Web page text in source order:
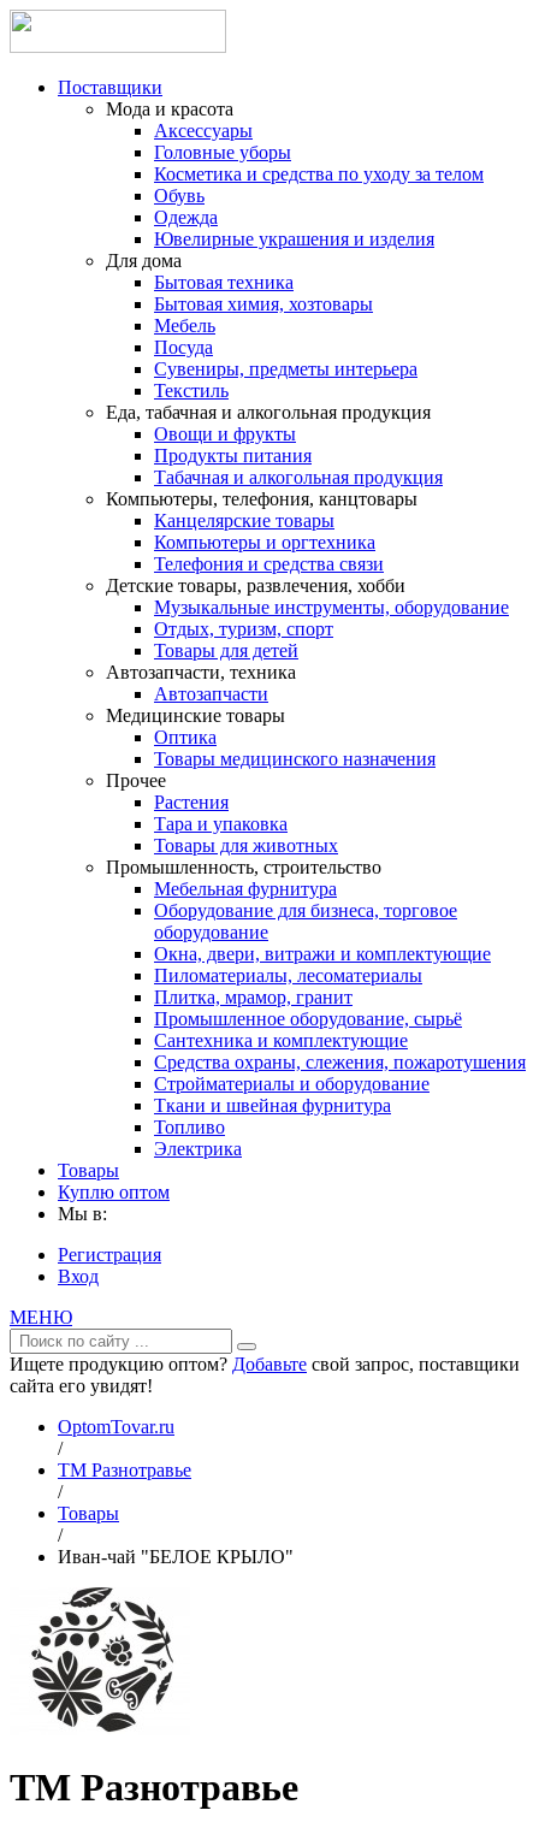
Поставщики
Мода и красота
Аксессуары
Головные уборы
Косметика и средства по уходу за телом
Обувь
Одежда
Ювелирные украшения и изделия
Для дома
Бытовая техника
Бытовая химия, хозтовары
Мебель
Посуда
Сувениры, предметы интерьера
Текстиль
Еда, табачная и алкогольная продукция
Овощи и фрукты
Продукты питания
Табачная и алкогольная продукция
Компьютеры, телефония, канцтовары
Канцелярские товары
Компьютеры и оргтехника
Телефония и средства связи
Детские товары, развлечения, хобби
Музыкальные инструменты, оборудование
Отдых, туризм, спорт
Товары для детей
Автозапчасти, техника
Автозапчасти
Медицинские товары
Оптика
Товары медицинского назначения
Прочее
Растения
Тара и упаковка
Товары для животных
Промышленность, строительство
Мебельная фурнитура
Оборудование для бизнеса, торговое
оборудование
Окна, двери, витражи и комплектующие
Пиломатериалы, лесоматериалы
Плитка, мрамор, гранит
Промышленное оборудование, сырьё
Сантехника и комплектующие
Средства охраны, слежения, пожаротушения
Стройматериалы и оборудование
Ткани и швейная фурнитура
Топливо
Электрика
Товары
Куплю оптом
Мы в:
Регистрация
Вход
МЕНЮ
Ищете продукцию оптом? Добавьте свой запрос, поставщики
сайта его увидят!
OptomTovar.ru
/
ТМ Разнотравье
/
Товары
/
Иван-чай "БЕЛОЕ КРЫЛО"
ТМ Разнотравье